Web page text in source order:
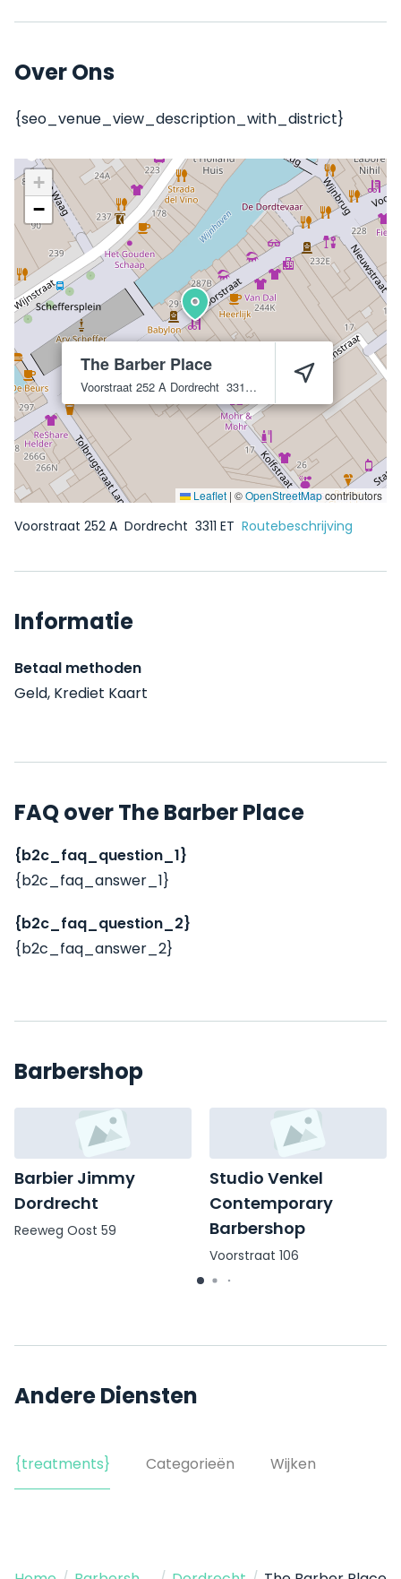
Over Ons
{seo_venue_view_description_with_district}
The Barber Place
Voorstraat 252 A Dordrecht 3311 ET
+
−
Leaflet | ©OpenStreetMapcontributors
Voorstraat 252 A Dordrecht 3311 ET Routebeschrijving
Informatie
Betaal methoden
Geld, Krediet Kaart
FAQ over The Barber Place
{b2c_faq_question_1}
{b2c_faq_answer_1}
{b2c_faq_question_2}
{b2c_faq_answer_2}
Barbershop
Barbier Jimmy
Dordrecht
Reeweg Oost 59
Studio Venkel
Contemporary
Barbershop
Voorstraat 106
Andere Diensten
{treatments} Categorieën Wijken